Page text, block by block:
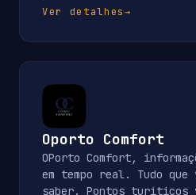
Ver detalhes→
Oporto Comfort
OPorto Comfort,
em tempo real. Tudo que
saber. Pontos turiticos